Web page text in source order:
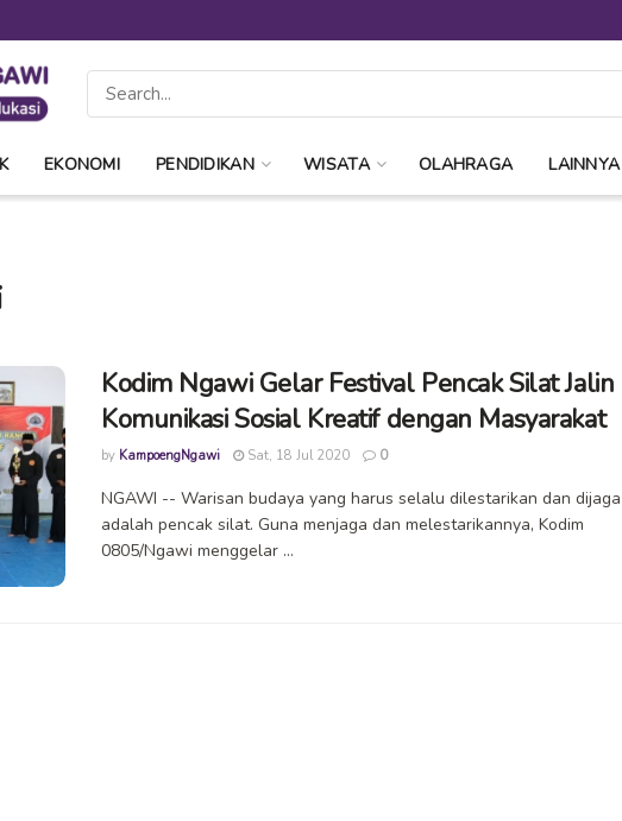
EKONOMI PENDIDIKAN WISATA OLAHRAGA LAINNYA
Kodim Ngawi Gelar Festival Pencak Silat Jalin
Komunikasi Sosial Kreatif dengan Masyarakat
by KampoengNgawi Sat, 18 Jul 2020 0
NGAWI -- Warisan budaya yang harus selalu dilestarikan dan dijaga
adalah pencak silat. Guna menjaga dan melestarikannya, Kodim
0805/Ngawi menggelar ...